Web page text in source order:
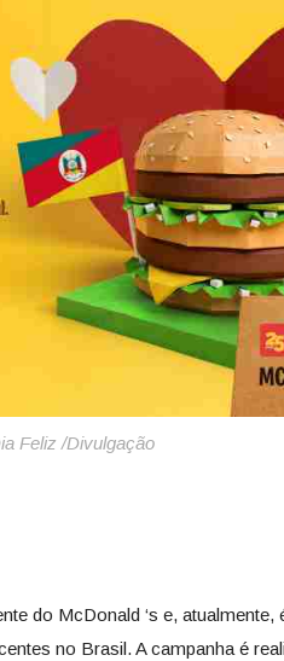
Feliz /Divulgação
do McDonald ‘s e, atualmente,
no Brasil. A campanha é